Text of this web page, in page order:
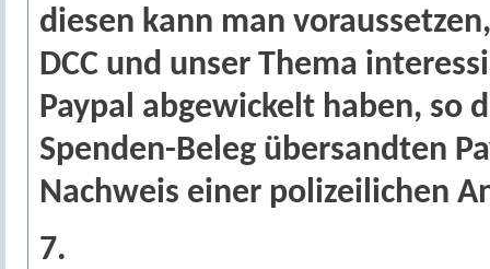
diesen kann man
DCC und unser Thema
Paypal abgewickelt haben, so
Spenden-Beleg übersandten
Nachweis einer polizeilichen
7.